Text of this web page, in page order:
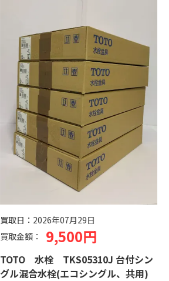
買取日： 2026年07月29日
買取金額：
9,500円
TOTO 水栓 TKS05310J 台付シン
グル混合水栓(エコシングル、共用)